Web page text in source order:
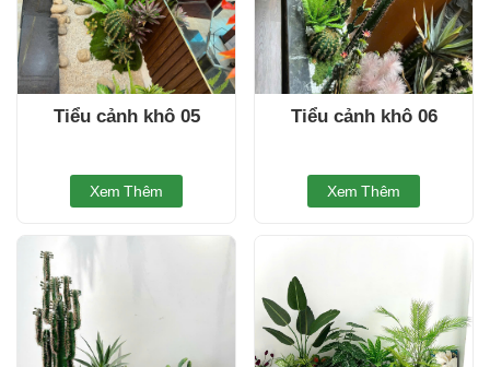
Tiểu cảnh khô 05
Xem Thêm
Tiểu cảnh khô 06
Xem Thêm